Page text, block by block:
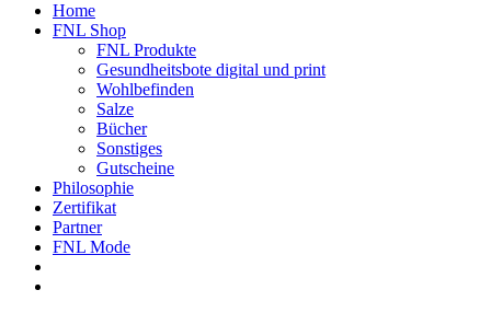
Home
FNL Shop
FNL Produkte
Gesundheitsbote digital und print
Wohlbefinden
Salze
Bücher
Sonstiges
Gutscheine
Philosophie
Zertifikat
Partner
FNL Mode